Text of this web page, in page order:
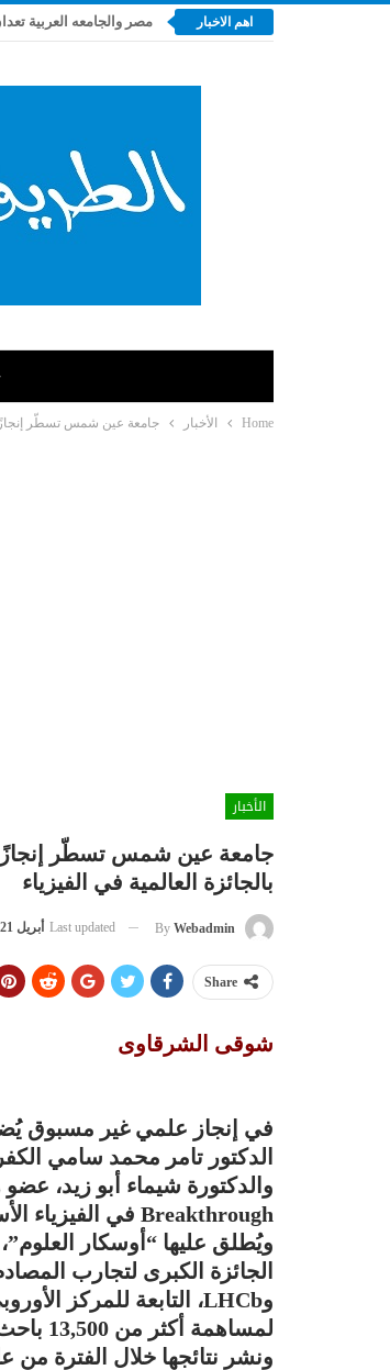
اهم الاخبار مصر والجامعه العربية
Home الأخبار جامعة عين شمس تسطّر إنجازًا
الأخبار
جامعة عين شمس تسطّر إنجازًا
بالجائزة العالمية في الفيزياء
By Webadmin
Last updated أبريل 21, 2025
Share
شوقى الشرقاوى
في إنجاز علمي غير مسبوق
الدكتور تامر محمد سامي
والدكتورة شيماء أبو زيد،